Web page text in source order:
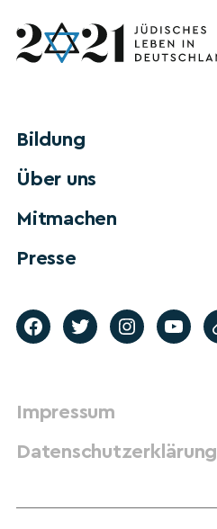
Bildung
Über uns
Mitmachen
Presse
Impressum
Datenschutzerklärung